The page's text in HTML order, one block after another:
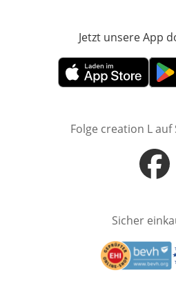
Jetzt unsere App
Öffnet in neuem
Folge creation L auf
Öffnet
Sicher
Öffnet in